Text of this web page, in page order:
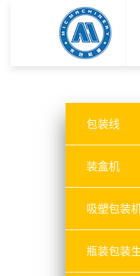
包装线
装盒机
吸塑包装
瓶装包装